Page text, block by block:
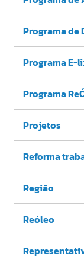
Programa
Programa E-
Programa
Projetos
Reforma
Região
Reóleo